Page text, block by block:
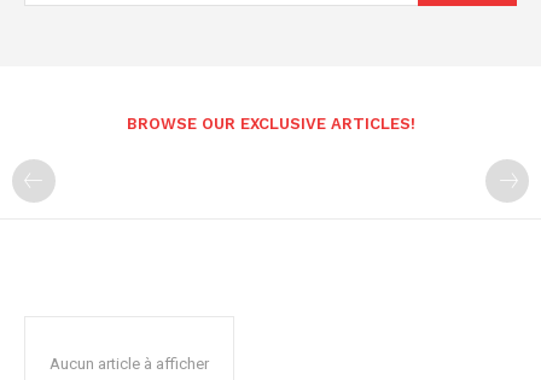
BROWSE OUR EXCLUSIVE ARTICLES!
Aucun article à afficher